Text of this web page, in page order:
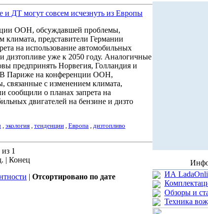
и ДТ могут совсем исчезнуть из Европы
ООН, обсуждавшей проблемы,
климата, представители Германии
на использование автомобильных
дизтопливе уже к 2050 году. Аналогичные
предпринять Норвегия, Голландия и
В Париже на конференции ООН,
связанные с изменением климата,
сообщили о планах запрета на
двигателей на бензине и дизто
, экология , тенденции , Европа , дизтопливо
1
| Конец
| Отсортировано по дате
ИА
Обзоры и
Техника